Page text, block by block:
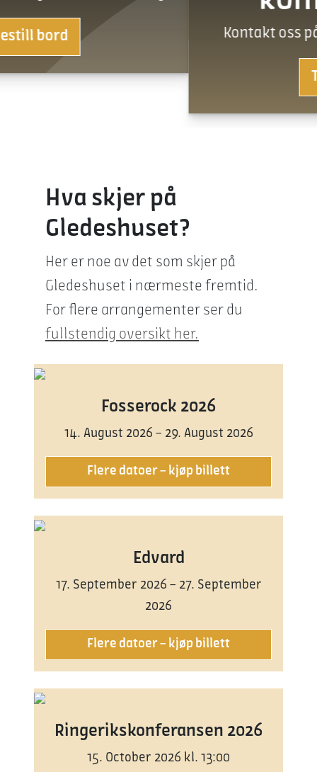
Kontakt oss på post@gledeshuset.no
Ta kontakt
Hva skjer på
Gledeshuset?
Her er noe av det som skjer på
Gledeshuset i nærmeste fremtid.
For flere arrangementer ser du
fullstendig oversikt her.
Fosserock 2026
14. August 2026 – 29. August 2026
Flere datoer – kjøp billett
Edvard
17. September 2026 – 27. September
2026
Flere datoer – kjøp billett
Ringerikskonferansen 2026
15. October 2026 kl. 13:00